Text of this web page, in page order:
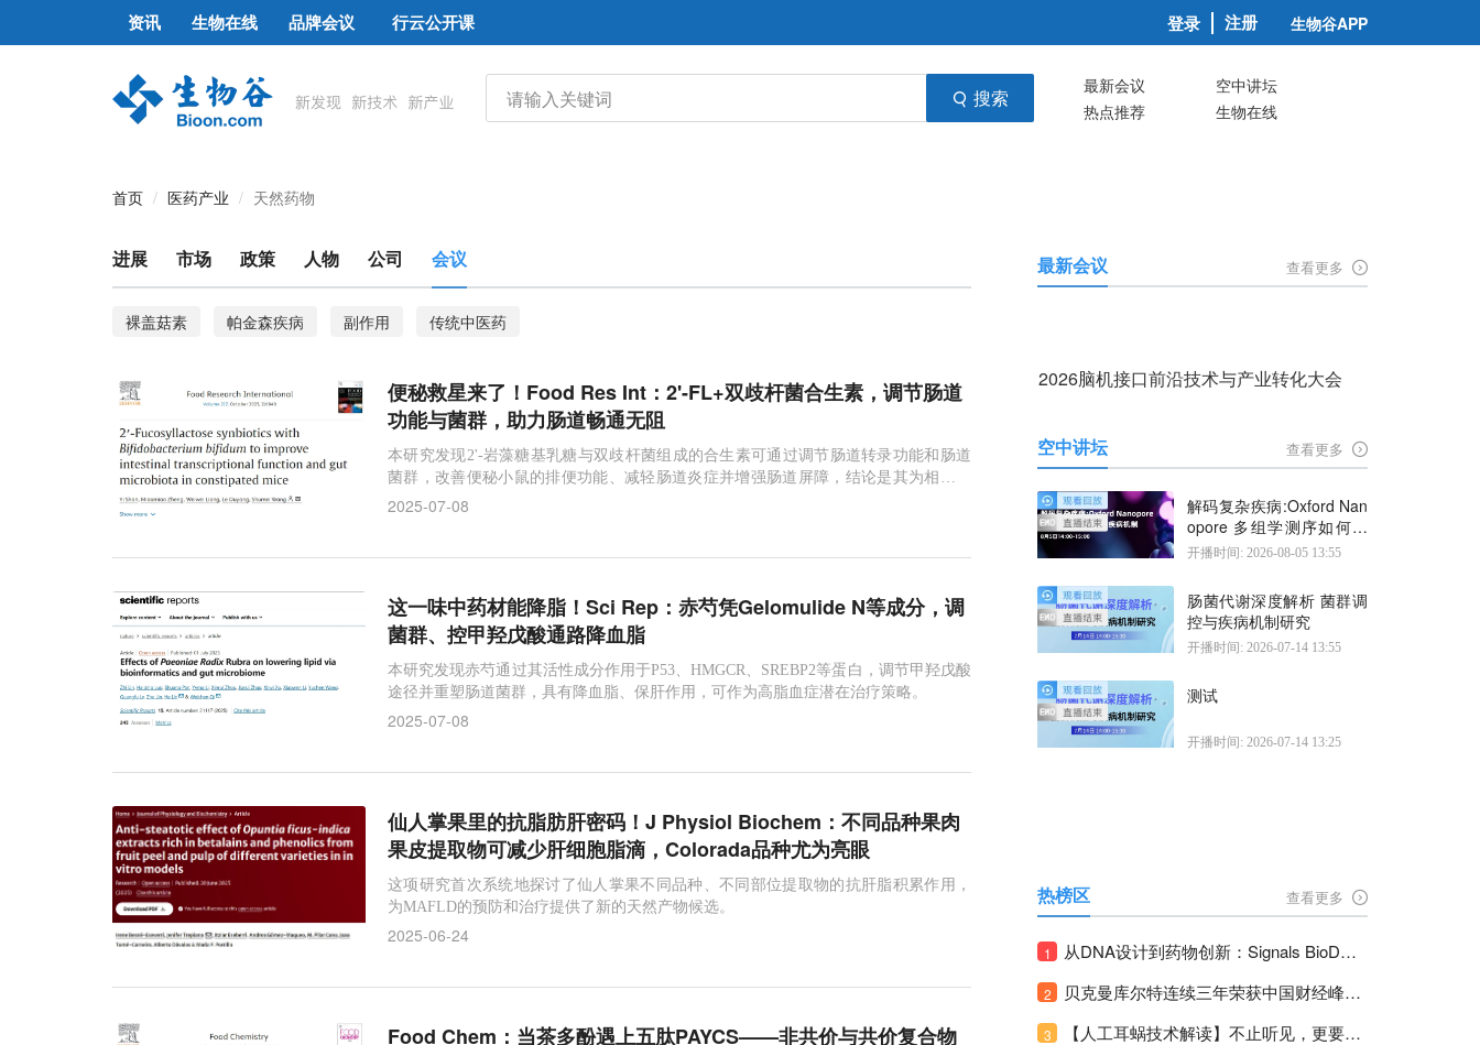
资讯 生物在线 品牌会议 行云公开课 登录 注册 生物谷APP
搜索 最新会议
空中讲坛
热点推荐
生物在线
首页 医药产业 天然药物
进展 市场 政策 人物 公司 会议
裸盖菇素 帕金森疾病 副作用 传统中医药
便秘救星来了！Food Res Int：2'-FL+双歧杆菌合生素，调节肠道
功能与菌群，助力肠道畅通无阻
本研究发现2'-岩藻糖基乳糖与双歧杆菌组成的合生素可通过调节肠道转录功能和肠道
菌群，改善便秘小鼠的排便功能、减轻肠道炎症并增强肠道屏障，结论是其为相关合
生素的开发应用提供理论支持。
2025-07-08
这一味中药材能降脂！Sci Rep：赤芍凭Gelomulide N等成分，调
菌群、控甲羟戊酸通路降血脂
本研究发现赤芍通过其活性成分作用于P53、HMGCR、SREBP2等蛋白，调节甲羟戊酸
途径并重塑肠道菌群，具有降血脂、保肝作用，可作为高脂血症潜在治疗策略。
2025-07-08
仙人掌果里的抗脂肪肝密码！J Physiol Biochem：不同品种果肉
果皮提取物可减少肝细胞脂滴，Colorada品种尤为亮眼
这项研究首次系统地探讨了仙人掌果不同品种、不同部位提取物的抗肝脂积累作用，
为MAFLD的预防和治疗提供了新的天然产物候选。
2025-06-24
Food Chem：当茶多酚遇上五肽PAYCS——非共价与共价复合物
最新会议 查看更多
2026脑机接口前沿技术与产业转化大会
空中讲坛 查看更多
解码复杂疾病:Oxford Nan
opore 多组学测序如何揭
示疾病机制
开播时间: 2026-08-05 13:55
肠菌代谢深度解析 菌群调
控与疾病机制研究
开播时间: 2026-07-14 13:55
测试
开播时间: 2026-07-14 13:25
热榜区 查看更多
1 从DNA设计到药物创新：Signals BioDesign如何重塑分子生物学研发生态！
2 贝克曼库尔特连续三年荣获中国财经峰会三项大奖！
3 【人工耳蜗技术解读】不止听见，更要听见未来 ---- 智能耳蜗，开启人工耳蜗技术新纪元！